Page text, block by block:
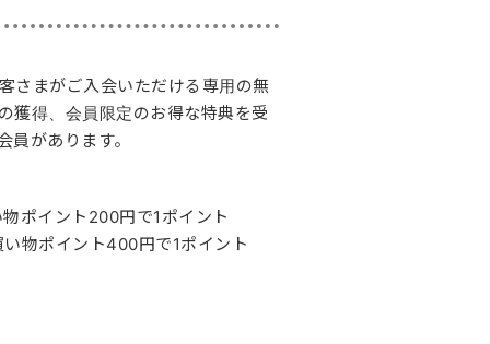
さまがご入会いただける専用の無
獲得、会員限定のお得な特典を受
があります。
ポイント200円で1ポイント
物ポイント400円で1ポイント